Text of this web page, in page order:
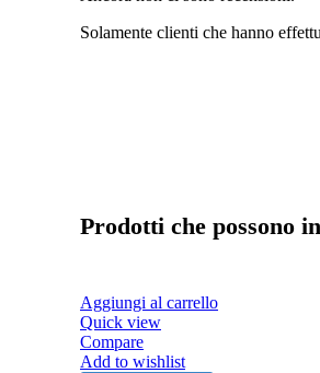
Solamente clienti che hanno
Prodotti che possono
Aggiungi al carrello
Quick view
Compare
Add to wishlist